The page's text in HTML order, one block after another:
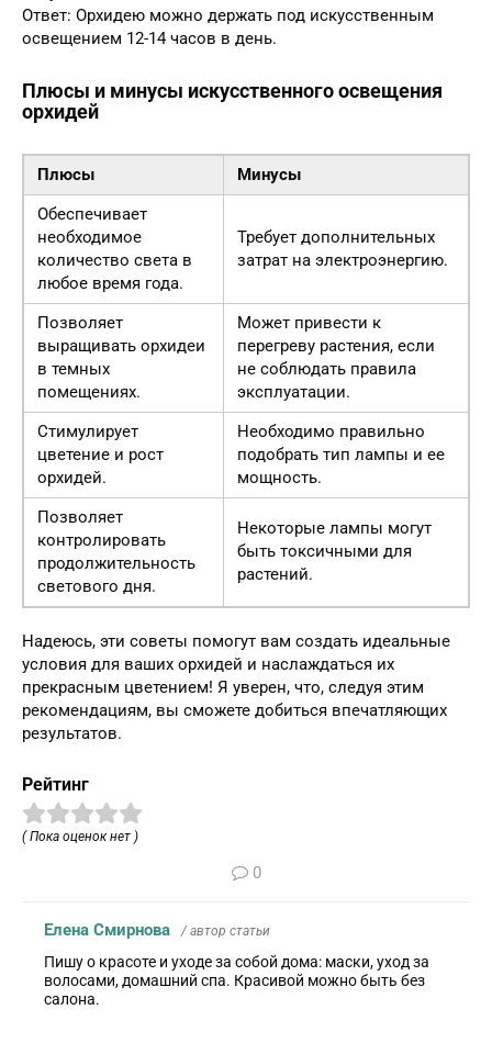
Ответ: Орхидею можно держать под искусственным
освещением 12-14 часов в день.
Плюсы и минусы искусственного освещения
орхидей
Плюсы
Минусы
Обеспечивает
необходимое
количество света в
любое время года.
Требует дополнительных
затрат на электроэнергию.
Позволяет
выращивать орхидеи
в темных
помещениях.
Может привести к
перегреву растения, если
не соблюдать правила
эксплуатации.
Стимулирует
цветение и рост
орхидей.
Необходимо правильно
подобрать тип лампы и ее
мощность.
Позволяет
контролировать
продолжительность
светового дня.
Некоторые лампы могут
быть токсичными для
растений.
Надеюсь, эти советы помогут вам создать идеальные
условия для ваших орхидей и наслаждаться их
прекрасным цветением! Я уверен, что, следуя этим
рекомендациям, вы сможете добиться впечатляющих
результатов.
Рейтинг
( Пока оценок нет )
0
Елена Смирнова / автор статьи
Пишу о красоте и уходе за собой дома: маски, уход за
волосами, домашний спа. Красивой можно быть без
салона.